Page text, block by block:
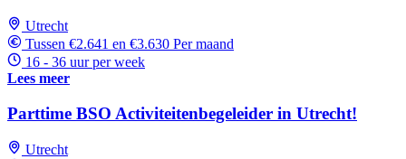
Utrecht
Tussen €2.641 en €3.630 Per maand
16 - 36 uur per week
Lees meer
Parttime BSO Activiteitenbegeleider in Utrecht!
Utrecht